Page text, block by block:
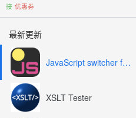
接 优惠券
最新更新
JavaScript switcher for SEO and development
XSLT Tester